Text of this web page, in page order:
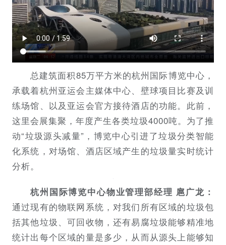
总建筑面积85万平方米的杭州国际博览中心，
承载着杭州亚运会主媒体中心、壁球项目比赛及训
练场馆、以及亚运会官方接待酒店的功能。此前，
这里会展集聚，年度产生各类垃圾4000吨。为了推
动“垃圾源头减量”，博览中心引进了垃圾分类智能
化系统，对场馆、酒店区域产生的垃圾量实时统计
分析。
杭州国际博览中心物业管理部经理 扈广龙：
通过现有的物联网系统，对我们所有区域的垃圾包
括其他垃圾、可回收物，还有易腐垃圾能够精准地
统计出每个区域的量是多少，从而从源头上能够知